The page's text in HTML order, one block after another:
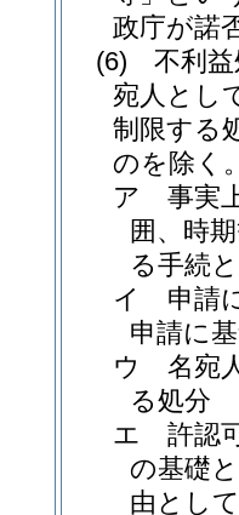
政庁が諾
(6)
不利
宛人とし
制限する
のを除く
ア
事実
囲、時
る手続
イ
申請
申請に
ウ
名宛
る処分
エ
許認
の基礎
由とし